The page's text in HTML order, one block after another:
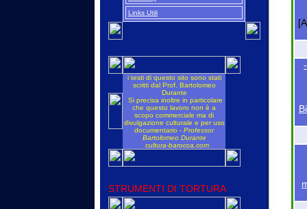
L' "APROSIANA E L'ERUDITO
CHE MAI VOLLE LASCIARLA"
Links Utili
i testi di questo sito sono stati
scritti dal Prof. Bartolomeo
Durante
Si precisa inoltre in particolare
che questo lavoro non è a
scopo commerciale ma di
divulgazione culturale e per uso
documentario - Professor
Bartolomeo Durante
cultura-barocca.com
STRUMENTI DI TORTURA